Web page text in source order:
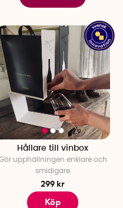
Hållare till vinbox
upphällningen enklare och
smidigare
299 kr
Köp